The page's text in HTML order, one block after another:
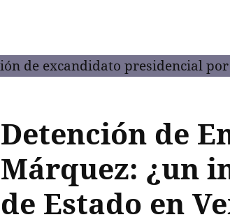
Detención de
Márquez: ¿un
de Estado en